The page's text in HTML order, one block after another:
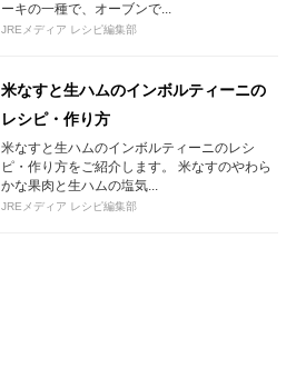
ーキの一種で、オーブンで...
JREメディア レシピ編集部
米なすと生ハムのインボルティーニの
レシピ・作り方
米なすと生ハムのインボルティーニのレシ
ピ・作り方をご紹介します。 米なすのやわら
かな果肉と生ハムの塩気...
JREメディア レシピ編集部